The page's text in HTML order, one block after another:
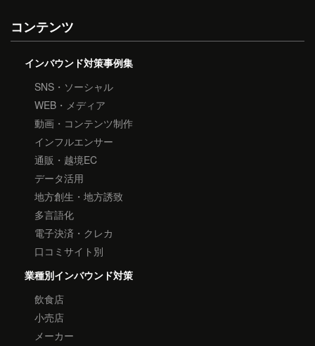
コンテンツ
インバウンド対策事例集
SNS・ソーシャル
WEB・メディア
動画・コンテンツ制作
インフルエンサー
通販・越境EC
データ活用
地方創生・地方誘致
多言語化
電子決済・クレカ
口コミサイト別
業種別インバウンド対策
飲食店
小売店
メーカー